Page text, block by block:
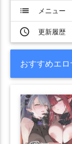
list
メニュー
access_time
更新履歴
おすすめエロ